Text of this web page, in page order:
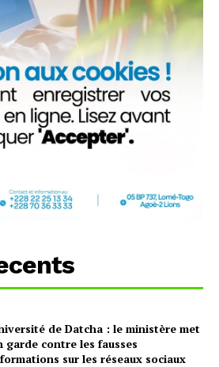
de Datcha : le ministère met
garde contre les fausses
sur les réseaux sociaux